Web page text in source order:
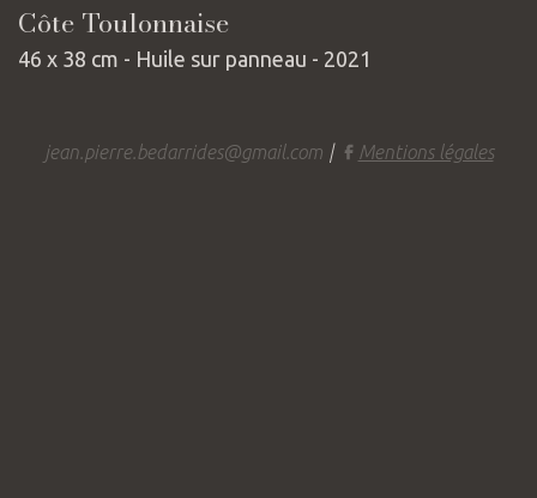
Côte Toulonnaise
46 x 38 cm - Huile sur panneau - 2021
jean.pierre.bedarrides@gmail.com | Mentions légales